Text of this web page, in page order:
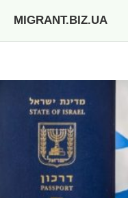
MIGRANT.BIZ.UA